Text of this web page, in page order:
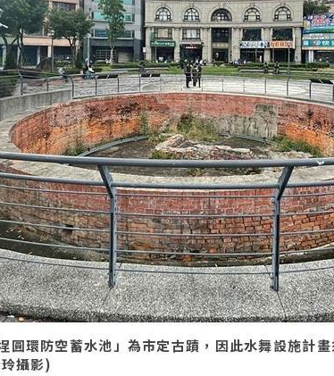
圓環防空蓄水池」為市定古蹟，因此水舞設施計
攝影)